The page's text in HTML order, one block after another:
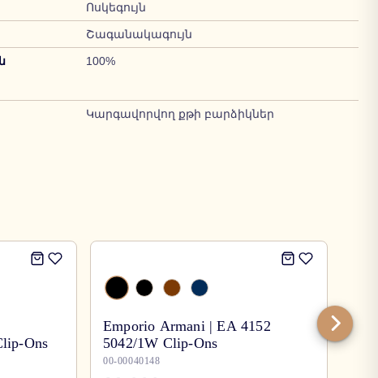
Ոսկեգույն
Շագանակագույն
100%
Կարգավորվող քթի բարձիկներ
Ons
Emporio Armani | EA 4152
5042/1W Clip-Ons
00-00040148